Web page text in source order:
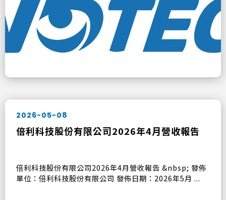
2026-05-08
倍利科技股份有限公司2026年4月營收報告
倍利科技股份有限公司2026年4月營收報告 &nbsp; 發佈
單位：倍利科技股份有限公司 發佈日期：2026年5月 ...